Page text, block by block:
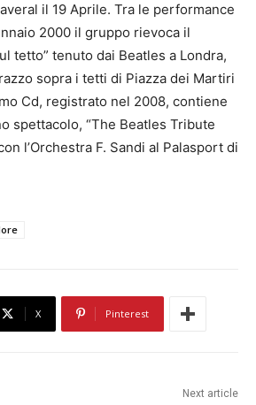
il 19 Aprile. Tra le performance
2000 il gruppo rievoca il
tetto” tenuto dai Beatles a Londra,
sopra i tetti di Piazza dei Martiri
Cd, registrato nel 2008, contiene
spettacolo, “The Beatles Tribute
l’Orchestra F. Sandi al Palasport di
X Pinterest
Next article